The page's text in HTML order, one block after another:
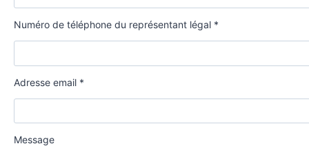
Numéro de téléphone du représentant légal *
Adresse email *
Message